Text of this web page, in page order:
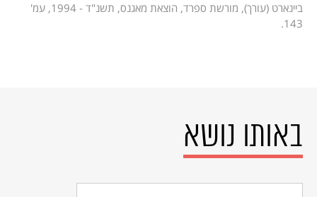
ביינארט (עורך), מורשת ספרד, הוצאת מאגנס, תשנ"ד - 1994, עמ'
143.
באותו נושא